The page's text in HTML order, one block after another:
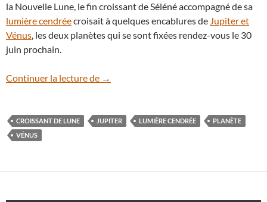
la Nouvelle Lune, le fin croissant de Séléné accompagné de sa
lumière cendréecroisait à quelques encablures de Jupiter et
Vénus, les deux planètes qui se sont fixées rendez-vous le 30
juin prochain.
Continuer la lecture de Les Terriens immortalisent la rencontre
→
CROISSANT DE LUNE JUPITER LUMIÈRE CENDRÉE
PLANÈTE
VÉNUS